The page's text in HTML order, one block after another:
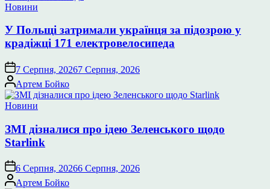
Опублікувати
Новини
У Польщі затримали українця за підозрою у
крадіжці 171 електровелосипеда
7 Серпня, 20267 Серпня, 2026
Опубліковано
Артем Бойко
Опублікувати
Новини
ЗМІ дізналися про ідею Зеленського щодо
Starlink
6 Серпня, 20266 Серпня, 2026
Опубліковано
Артем Бойко